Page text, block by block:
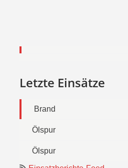
Letzte Einsätze
Brand
Ölspur
Ölspur